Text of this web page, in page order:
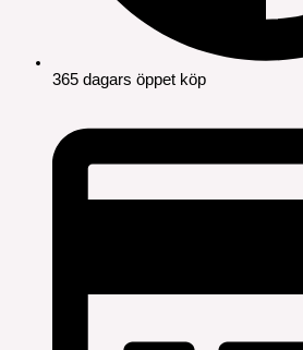
365 dagars öppet köp